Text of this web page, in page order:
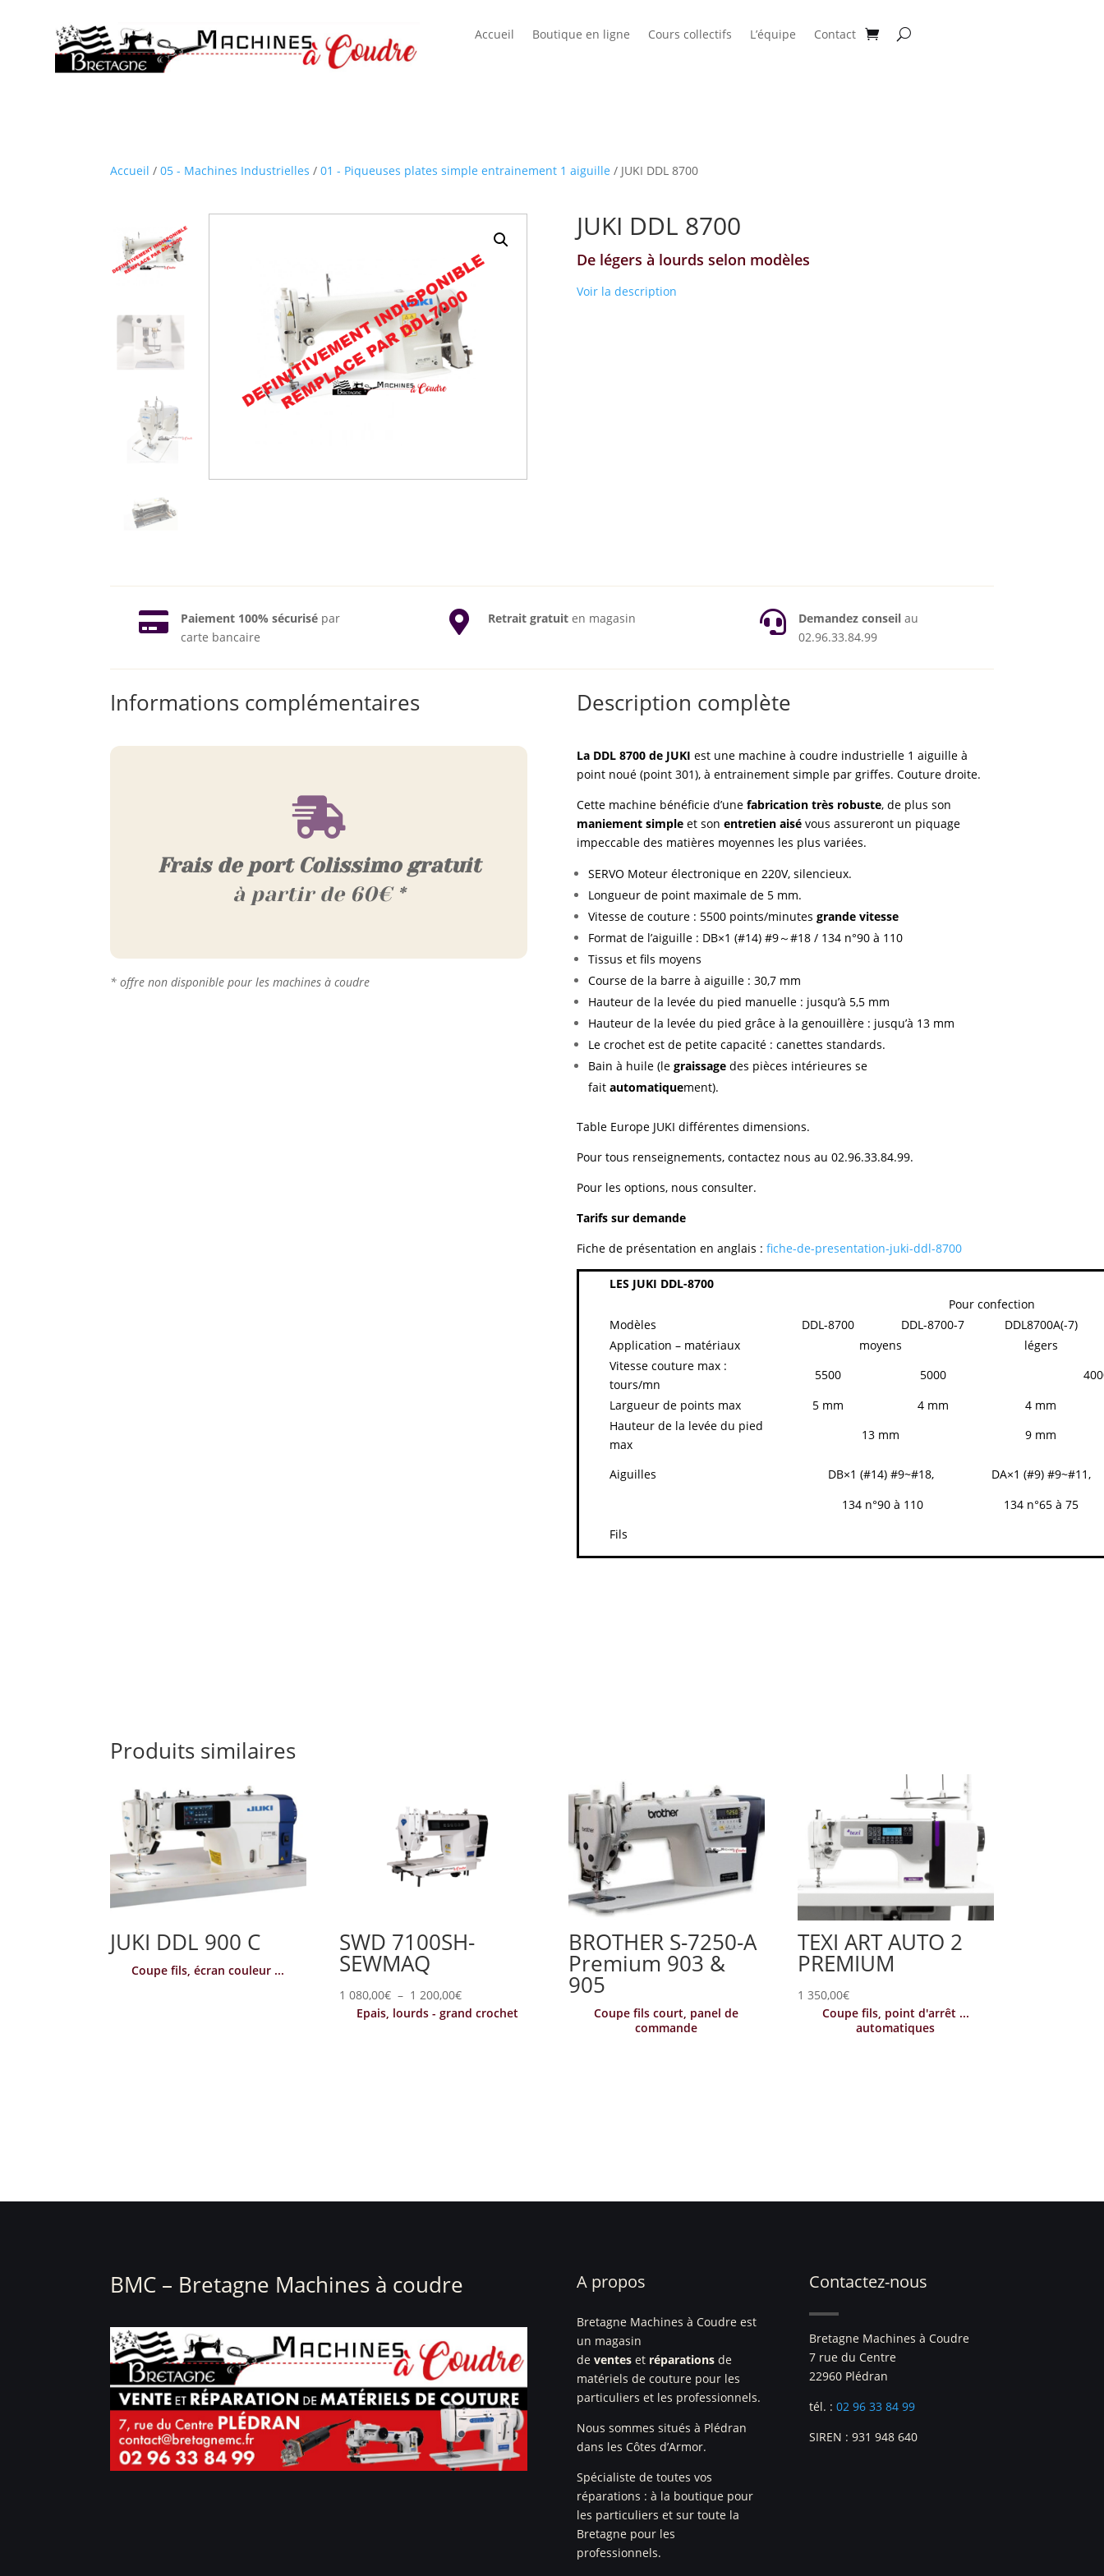
Accueil Boutique en ligne Cours collectifs L’équipe Contact
Accueil /05 - Machines Industrielles /01 - Piqueuses plates simple entrainement 1 aiguille / JUKI DDL 8700
JUKI DDL 8700
De légers à lourds selon modèles
Voir la description
 Paiement 100% sécurisépar
carte bancaire
 Retrait gratuiten magasin  Demandez conseil au
02.96.33.84.99
Informations complémentaires

Frais de port Colissimo gratuit
à partir de 60€ *
* offre non disponible pour les machines à coudre
Description complète
La DDL 8700 de JUKI est une machine à coudre industrielle 1 aiguille à
point noué (point 301), à entrainement simple par griffes. Couture droite.
Cette machine bénéficie d’une fabrication très robuste, de plus son
maniement simpleet son entretien aisévous assureront un piquage
impeccable des matières moyennes les plus variées.
SERVO Moteur électronique en 220V, silencieux.
Longueur de point maximale de 5 mm.
Vitesse de couture : 5500 points/minutes grande vitesse
Format de l’aiguille : DB×1 (#14) #9～#18 / 134 n°90 à 110
Tissus et fils moyens
Course de la barre à aiguille : 30,7 mm
Hauteur de la levée du pied manuelle : jusqu’à 5,5 mm
Hauteur de la levée du pied grâce à la genouillère : jusqu’à 13 mm
Le crochet est de petite capacité : canettes standards.
Bain à huile (le graissagedes pièces intérieures se
fait automatiquement).
Table Europe JUKI différentes dimensions.
Pour tous renseignements, contactez nous au 02.96.33.84.99.
Pour les options, nous consulter.
Tarifs sur demande
Fiche de présentation en anglais : fiche-de-presentation-juki-ddl-8700
LES JUKI DDL-8700
Pour confection
Modèles
DDL-8700 DDL-8700-7
DDL8700A(-7)
Application – matériaux
moyens
légers
Vitesse couture max :
tours/mn
5500 5000
Largueur de points max
5 mm 4 mm
4 mm
Hauteur de la levée du pied
max
13 mm 9 mm
Aiguilles DB×1 (#14) #9~#18,
DA×1 (#9) #9~#11,
134 n°90 à 110
134 n°65 à 75
Fils
Produits similaires
JUKI DDL 900 C
Coupe fils, écran couleur ...
SWD 7100SH-
SEWMAQ
1 080,00€ – 1 200,00€Plage
de
Epais, lourds - grand crochet
BROTHER S-7250-A
Premium 903 &
905
Coupe fils court, panel de
commande
TEXI ART AUTO 2
PREMIUM
1 350,00€
Coupe fils, point d'arrêt ...
automatiques
BMC – Bretagne Machines à coudre A propos
Bretagne Machines à Coudre est
un magasin
de ventes et réparations de
matériels de couture pour les
particuliers et les professionnels.
Nous sommes situés à Plédran
dans les Côtes d’Armor.
Spécialiste de toutes vos
réparations : à la boutique pour
les particuliers et sur toute la
Bretagne pour les
professionnels.
Contactez-nous
Bretagne Machines à Coudre
7 rue du Centre
22960 Plédran
tél. :02 96 33 84 99
SIREN : 931 948 640